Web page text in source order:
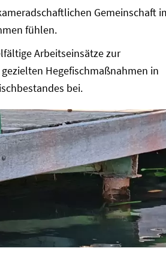
Gemeinschaft
fühlen.
Arbeitseinsätze zur
Hegefischmaßnahmen in
bei.